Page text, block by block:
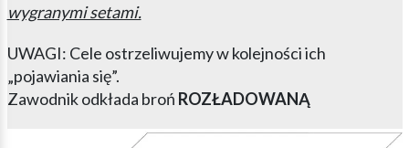
wygranymi setami.
UWAGI: Cele ostrzeliwujemy w kolejności ich
„pojawiania się”.
Zawodnik odkłada broń ROZŁADOWANĄ